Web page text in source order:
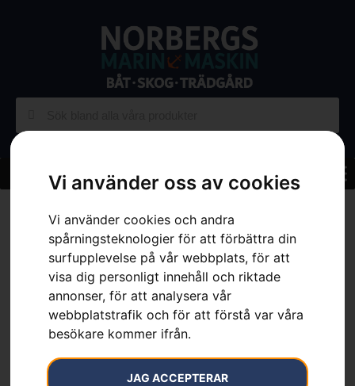
Vi använder oss av cookies
Vi använder cookies och andra
spårningsteknologier för att förbättra din
surfupplevelse på vår webbplats, för att
visa dig personligt innehåll och riktade
annonser, för att analysera vår
webbplatstrafik och för att förstå var våra
besökare kommer ifrån.
JAG ACCEPTERAR
Åkgräsklippare»Vikplog – P 520D/P 525D (kräver hydrauliksats)